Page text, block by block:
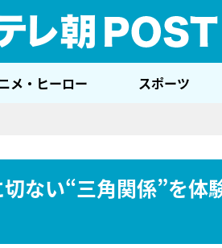
メ・ヒーロー スポーツ
ない“三角関係”を体